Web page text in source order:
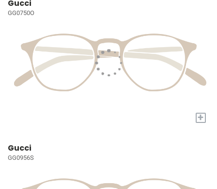
Gucci
GG0750O
+
Gucci
GG0956S